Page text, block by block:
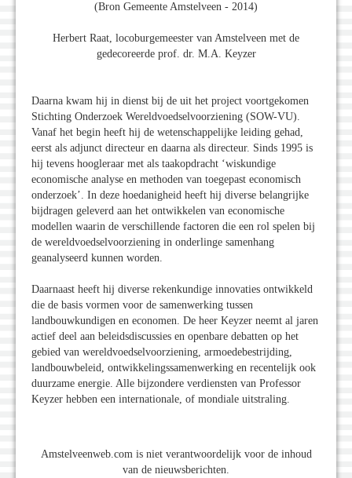
(Bron Gemeente Amstelveen - 2014)
Herbert Raat, locoburgemeester van Amstelveen met de
gedecoreerde prof. dr. M.A. Keyzer
Daarna kwam hij in dienst bij de uit het project voortgekomen
Stichting Onderzoek Wereldvoedselvoorziening (SOW-VU).
Vanaf het begin heeft hij de wetenschappelijke leiding gehad,
eerst als adjunct directeur en daarna als directeur. Sinds 1995 is
hij tevens hoogleraar met als taakopdracht ‘wiskundige
economische analyse en methoden van toegepast economisch
onderzoek’. In deze hoedanigheid heeft hij diverse belangrijke
bijdragen geleverd aan het ontwikkelen van economische
modellen waarin de verschillende factoren die een rol spelen bij
de wereldvoedselvoorziening in onderlinge samenhang
geanalyseerd kunnen worden.
Daarnaast heeft hij diverse rekenkundige innovaties ontwikkeld
die de basis vormen voor de samenwerking tussen
landbouwkundigen en economen. De heer Keyzer neemt al jaren
actief deel aan beleidsdiscussies en openbare debatten op het
gebied van wereldvoedselvoorziening, armoedebestrijding,
landbouwbeleid, ontwikkelingssamenwerking en recentelijk ook
duurzame energie. Alle bijzondere verdiensten van Professor
Keyzer hebben een internationale, of mondiale uitstraling.
Amstelveenweb.com is niet verantwoordelijk voor de inhoud
van de nieuwsberichten.